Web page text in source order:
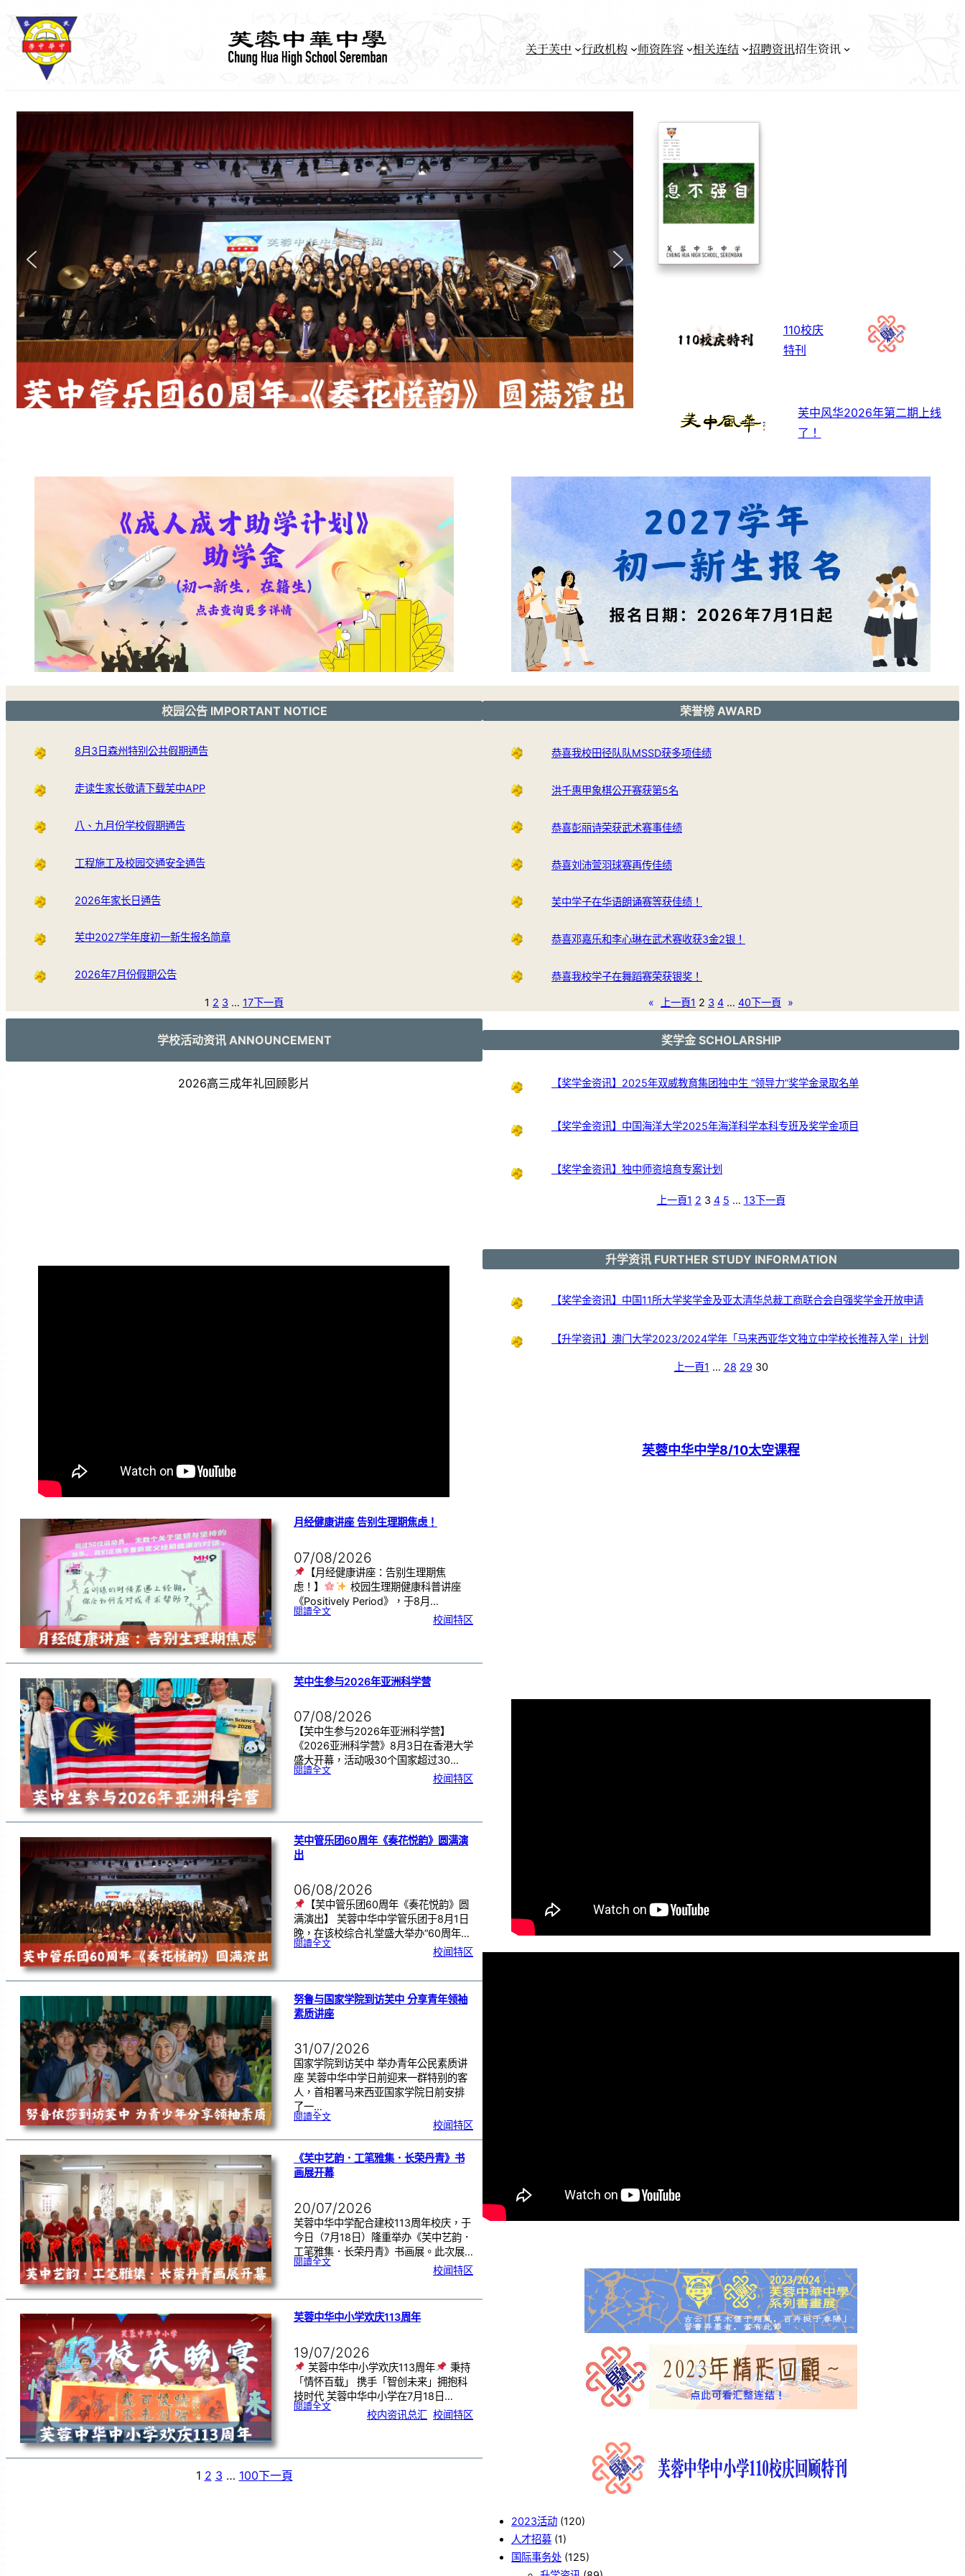
关于芙中 行政机构 师资阵容 相关连结 招聘资讯招生资讯
110校庆
特刊
芙中风华2026年第二期上线
了！
校园公告 IMPORTANT NOTICE
8月3日森州特别公共假期通告
走读生家长敬请下载芙中APP
八、九月份学校假期通告
工程施工及校园交通安全通告
2026年家长日通告
芙中2027学年度初一新生报名简章
2026年7月份假期公告
1 2 3 … 17下一頁
荣誉榜 AWARD
恭喜我校田径队队MSSD获多项佳绩
洪千惠甲象棋公开赛获第5名
恭喜彭丽诗荣获武术赛事佳绩
恭喜刘沛萱羽球赛再传佳绩
芙中学子在华语朗诵赛等获佳绩！
恭喜邓嘉乐和李心琳在武术赛收获3金2银！
恭喜我校学子在舞蹈赛荣获银奖！
« 上一頁1 2 3 4 … 40下一頁 »
学校活动资讯 ANNOUNCEMENT
2026高三成年礼回顾影片
月经健康讲座 告别生理期焦虑！
07/08/2026
【月经健康讲座：告别生理期焦
虑！】
校园生理期健康科普讲座
《Positively Period》，于8月…
閱讀全文:月
理
期
虑
！
校闻特区
芙中生参与2026年亚洲科学营
07/08/2026
【芙中生参与2026年亚洲科学营】
《2026亚洲科学营》8月3日在香港大学
盛大开幕，活动吸30个国家超过30…
閱讀全文:芙
年
亚
科
学
营
校闻特区
芙中管乐团60周年《奏花悦韵》圆满演
出
06/08/2026
【芙中管乐团60周年《奏花悦韵》圆
满演出】 芙蓉中华中学管乐团于8月1日
晚，在该校综合礼堂盛大举办“60周年…
閱讀全文:芙
0
周
《
奏
花
悦
韵
》
校闻特区
努鲁与国家学院到访芙中 分享青年领袖
素质讲座
31/07/2026
国家学院到访芙中 举办青年公民素质讲
座 芙蓉中华中学日前迎来一群特别的客
人，首相署马来西亚国家学院日前安排
了一…
閱讀全文:努
家
院
到
访
芙
中
分
享
袖
素
质
讲
座
校闻特区
《芙中艺韵．工笔雅集．长荣丹青》书
画展开幕
20/07/2026
芙蓉中华中学配合建校113周年校庆，于
今日（7月18日）隆重举办《芙中艺韵．
工笔雅集．长荣丹青》书画展。此次展…
閱讀全文:《
笔
集
．
长
荣
书
画
展
开
幕
校闻特区
芙蓉中华中小学欢庆113周年
19/07/2026
芙蓉中华中小学欢庆113周年
秉持
「情怀百载」 携手「智创未来」拥抱科
技时代 芙蓉中华中小学在7月18日…
閱讀全文:芙
1
1
校内资讯总汇 校闻特区
1 2 3 … 100下一頁
奖学金 SCHOLARSHIP
【奖学金资讯】2025年双威教育集团独中生 “领导力”奖学金录取名单
【奖学金资讯】中国海洋大学2025年海洋科学本科专班及奖学金项目
【奖学金资讯】独中师资培育专案计划
上一頁1 2 3 4 5 … 13下一頁
升学资讯 FURTHER STUDY INFORMATION
【奖学金资讯】中国11所大学奖学金及亚太清华总裁工商联合会自强奖学金开放申请
【升学资讯】澳门大学2023/2024学年「马来西亚华文独立中学校长推荐入学」计划
上一頁1 … 28 29 30
芙蓉中华中学8/10太空课程
2023活动 (120)
人才招募 (1)
国际事务处 (125)